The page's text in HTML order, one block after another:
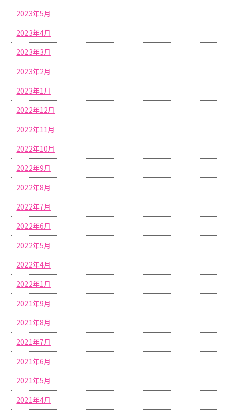
2023年5月
2023年4月
2023年3月
2023年2月
2023年1月
2022年12月
2022年11月
2022年10月
2022年9月
2022年8月
2022年7月
2022年6月
2022年5月
2022年4月
2022年1月
2021年9月
2021年8月
2021年7月
2021年6月
2021年5月
2021年4月